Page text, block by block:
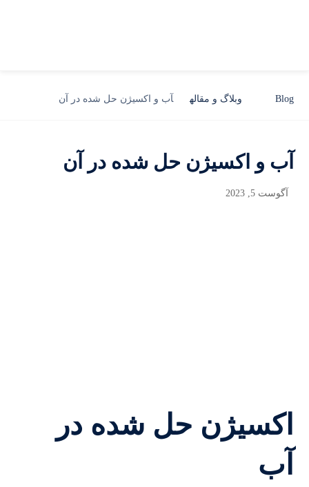
Blog وبلاگ و مقاله آب و اکسیژن حل شده در آن
آب و اکسیژن حل شده در آن
آگوست 5, 2023
اکسیژن حل شده در
آب